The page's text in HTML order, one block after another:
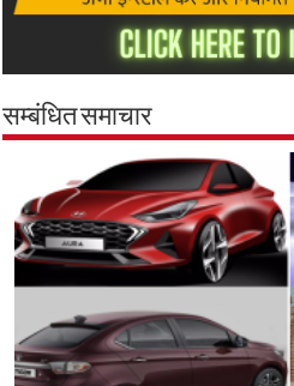
सम्बंधित समाचार